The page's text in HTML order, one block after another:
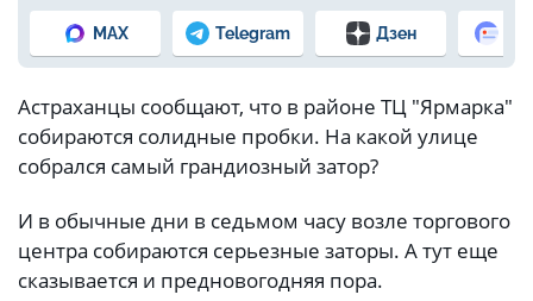
MAX Telegram Дзен
Астраханцы сообщают, что в районе ТЦ "Ярмарка"
собираются солидные пробки. На какой улице
собрался самый грандиозный затор?
И в обычные дни в седьмом часу возле торгового
центра собираются серьезные заторы. А тут еще
сказывается и предновогодняя пора.